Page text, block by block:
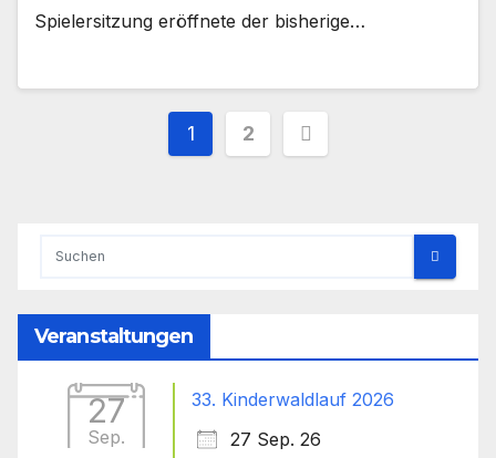
Spielersitzung eröffnete der bisherige…
1 2
Veranstaltungen
27
Sep.
33. Kinderwaldlauf 2026
27 Sep. 26